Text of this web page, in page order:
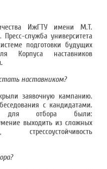
ИжГТУ имени М.Т.
служба университета
подготовки будущих
Корпуса наставников
наставником?
заявочную кампанию.
с кандидатами.
для отбора были:
выходить из сложных